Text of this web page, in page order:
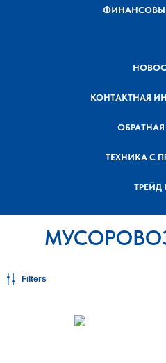
КОНТАКТНАЯ
ОБРАТНАЯ
ТЕХНИКА С
ТРЕЙД
Filters